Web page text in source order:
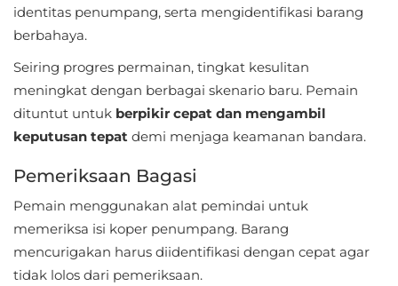
&
Design
Auto
Vehicles
Beauty
Books
&
Reference
identitas penumpang, serta mengidentifikasi barang
berbahaya.
Seiring progres permainan, tingkat kesulitan
meningkat dengan berbagai skenario baru. Pemain
dituntut untuk berpikir cepat dan mengambil
keputusan tepat demi menjaga keamanan bandara.
Pemeriksaan Bagasi
Pemain menggunakan alat pemindai untuk
memeriksa isi koper penumpang. Barang
mencurigakan harus diidentifikasi dengan cepat agar
tidak lolos dari pemeriksaan.